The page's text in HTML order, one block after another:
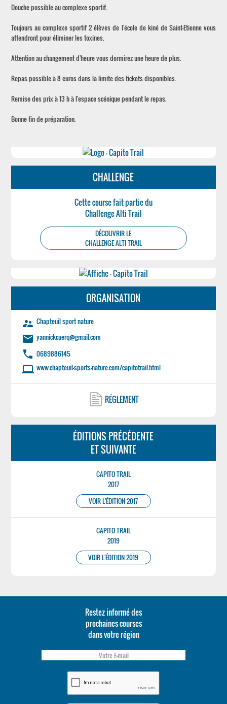
Douche possible au complexe sportif.
Toujours au complexe sportif 2 élèves de l'école de kiné de Saint-Etienne vous
attendront pour éliminer les toxines.
Attention au changement d'heure vous dormirez une heure de plus.
Repas possible à 8 euros dans la limite des tickets disponibles.
Remise des prix à 13 h à l'espace scénique pendant le repas.
Bonne fin de préparation.
CHALLENGE
Cette course fait partie du
Challenge Alti Trail
DÉCOUVRIR LE
CHALLENGE ALTI TRAIL
ORGANISATION
supervisor_account Chapteuil sport nature
email yannickcuerq@gmail.com
phone 0689886145
laptop www.chapteuil-sports-nature.com/capitotrail.html
RÉGLEMENT
ÉDITIONS PRÉCÉDENTE
ET SUIVANTE
CAPITO TRAIL
2017
VOIR L'ÉDITION 2017
CAPITO TRAIL
2019
VOIR L'ÉDITION 2019
Restez informé des
prochaines courses
dans votre région